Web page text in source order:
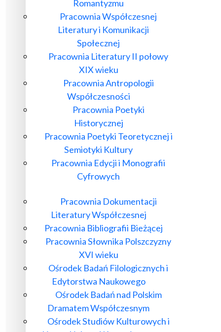
Romantyzmu
Pracownia Współczesnej
Literatury i Komunikacji
Społecznej
Pracownia Literatury II połowy
XIX wieku
Pracownia Antropologii
Współczesności
Pracownia Poetyki
Historycznej
Pracownia Poetyki Teoretycznej i
Semiotyki Kultury
Pracownia Edycji i Monografii
Cyfrowych
Pracownia Dokumentacji
Literatury Współczesnej
Pracownia Bibliografii Bieżącej
Pracownia Słownika Polszczyzny
XVI wieku
Ośrodek Badań Filologicznych i
Edytorstwa Naukowego
Ośrodek Badań nad Polskim
Dramatem Współczesnym
Ośrodek Studiów Kulturowych i